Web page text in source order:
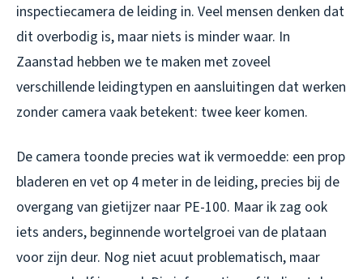
inspectiecamera de leiding in. Veel mensen denken dat
dit overbodig is, maar niets is minder waar. In
Zaanstad hebben we te maken met zoveel
verschillende leidingtypen en aansluitingen dat werken
zonder camera vaak betekent: twee keer komen.
De camera toonde precies wat ik vermoedde: een prop
bladeren en vet op 4 meter in de leiding, precies bij de
overgang van gietijzer naar PE-100. Maar ik zag ook
iets anders, beginnende wortelgroei van de plataan
voor zijn deur. Nog niet acuut problematisch, maar